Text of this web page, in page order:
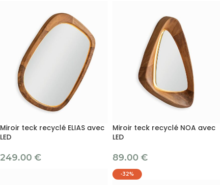
Miroir teck recyclé ELIAS avec
LED
249.00 €
Miroir teck recyclé NOA avec
LED
89.00 €
-32%